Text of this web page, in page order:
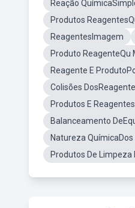
Reação
Produtos
ReagentesImagem
Produto ReagenteQu
Reagente E
Colisões
Produtos E
Balanceamento
Natureza
Produtos De